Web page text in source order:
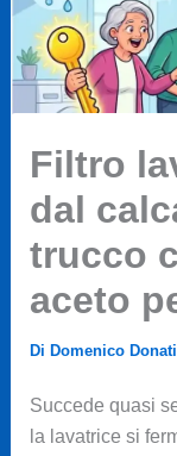
Filtro
dal
trucco
aceto
Di Domenico Donati
Succede quasi
la lavatrice si